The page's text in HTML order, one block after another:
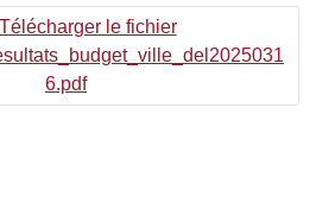
Télécharger le fichier
6.pdf